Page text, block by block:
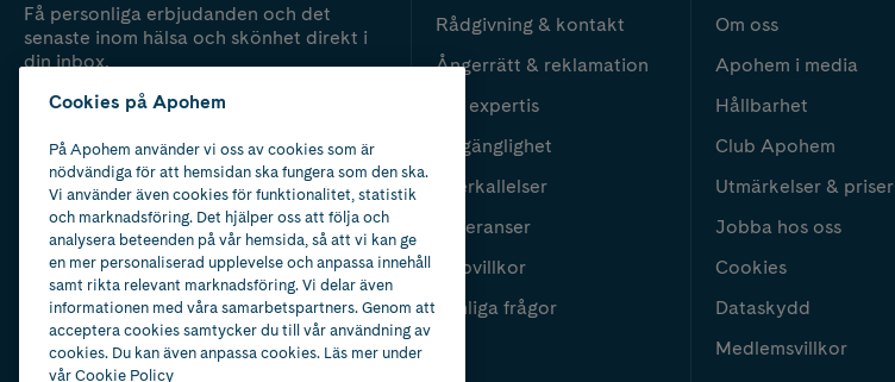
Få personliga erbjudanden och det
senaste inom hälsa och skönhet direkt i
din inbox.
Rådgivning & kontakt
Ångerrätt & reklamation
Vår expertis
Tillgänglighet
Återkallelser
Leveranser
Köpvillkor
Vanliga frågor
Om oss
Apohem i media
Hållbarhet
Club Apohem
Utmärkelser & priser
Jobba hos oss
Cookies
Dataskydd
Medlemsvillkor
Cookies på Apohem
På Apohem använder vi oss av cookies som är
nödvändiga för att hemsidan ska fungera som den ska.
Vi använder även cookies för funktionalitet, statistik
och marknadsföring. Det hjälper oss att följa och
analysera beteenden på vår hemsida, så att vi kan ge
en mer personaliserad upplevelse och anpassa innehåll
samt rikta relevant marknadsföring. Vi delar även
informationen med våra samarbetspartners. Genom att
acceptera cookies samtycker du till vår användning av
cookies. Du kan även anpassa cookies. Läs mer under
vårCookie Policy